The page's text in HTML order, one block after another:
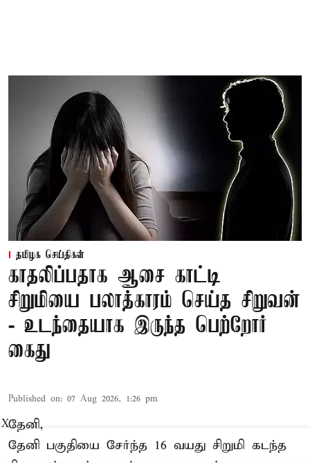
தமிழக செய்திகள்
காதலிப்பதாக ஆசை காட்டி
சிறுமியை பலாத்காரம் செய்த சிறுவன்
- உடந்தையாக இருந்த பெற்றோர்
கைது
Published on: 07 Aug 2026, 1:26 pm
தேனி,
தேனி பகுதியை சேர்ந்த 16 வயது சிறுமி கடந்த
X